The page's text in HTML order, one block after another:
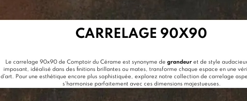
CARRELAGE 90X90
Le carrelage 90x90 de Comptoir du Cérame est synonyme de grandeuret de style
imposant, idéalisé dans des finitions brillantes ou mates, transforme chaque espace en une
d'art. Pour une esthétique encore plus sophistiquée, explorez notre collection de carrelage
s'harmonise parfaitement avec ces dimensions majestueuses.